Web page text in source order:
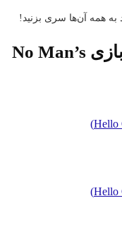
به همه آن‌ها سری بزنید!
اکانت قانونی بازی No Man’s